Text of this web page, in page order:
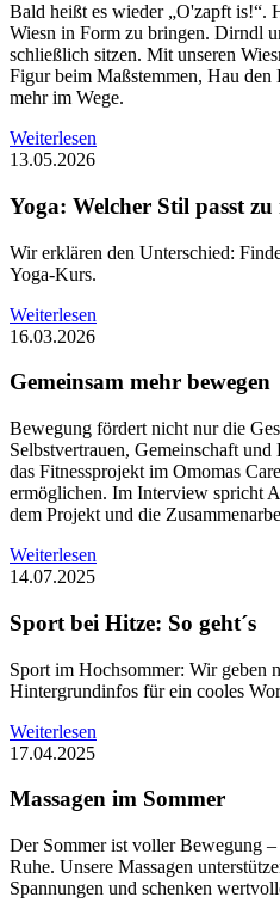
Bald heißt es wieder „O'zapft is!“.
Wiesn in Form zu bringen. Dirndl
schließlich sitzen. Mit unseren
Figur beim Maßstemmen, Hau
mehr im Wege.
Weiterlesen
13.05.2026
Yoga: Welcher Stil passt
Wir erklären den Unterschied:
Yoga-Kurs.
Weiterlesen
16.03.2026
Gemeinsam mehr bewegen
Bewegung fördert nicht nur die
Selbstvertrauen, Gemeinschaft
das Fitnessprojekt im Omomas
ermöglichen. Im Interview spricht
dem Projekt und die
Weiterlesen
14.07.2025
Sport bei Hitze: So geht´s
Sport im Hochsommer: Wir geben
Hintergrundinfos für ein cooles
Weiterlesen
17.04.2025
Massagen im Sommer
Der Sommer ist voller Bewegung
Ruhe. Unsere Massagen
Spannungen und schenken